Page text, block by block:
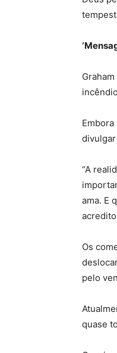
“A
ama. E
Os
pelo
quase